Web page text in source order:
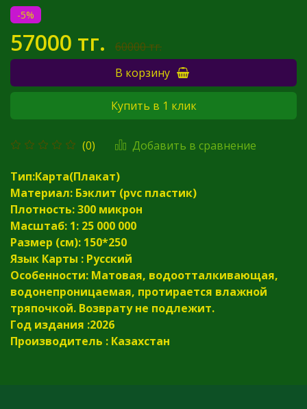
(0) Добавить в сравнение
-5%
57000 тг.
60000 тг.
В корзину
Купить в 1 клик
Тип:Карта(Плакат)
Материал: Бэклит (pvc пластик)
Плотность: 300 микрон
Масштаб: 1: 25 000 000
Размер (см): 150*250
Язык Карты : Русский
Особенности: Матовая, водоотталкивающая,
водонепроницаемая, протирается влажной
тряпочкой. Возврату не подлежит.
Год издания :2026
Производитель : Казахстан